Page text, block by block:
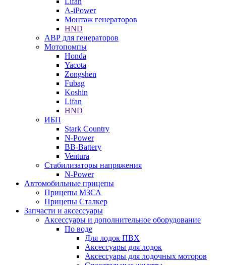
A-iPower
Монтаж генераторов
HND
АВР для генераторов
Мотопомпы
Honda
Yacota
Zongshen
Fubag
Koshin
Lifan
HND
ИБП
Stark Country
N-Power
BB-Battery
Ventura
Стабилизаторы напряжения
N-Power
Автомобильные прицепы
Прицепы МЗСА
Прицепы Сталкер
Запчасти и аксессуары
Аксессуары и дополнительное оборудование
По воде
Для лодок ПВХ
Аксессуары для лодок
Аксессуары для лодочных моторов